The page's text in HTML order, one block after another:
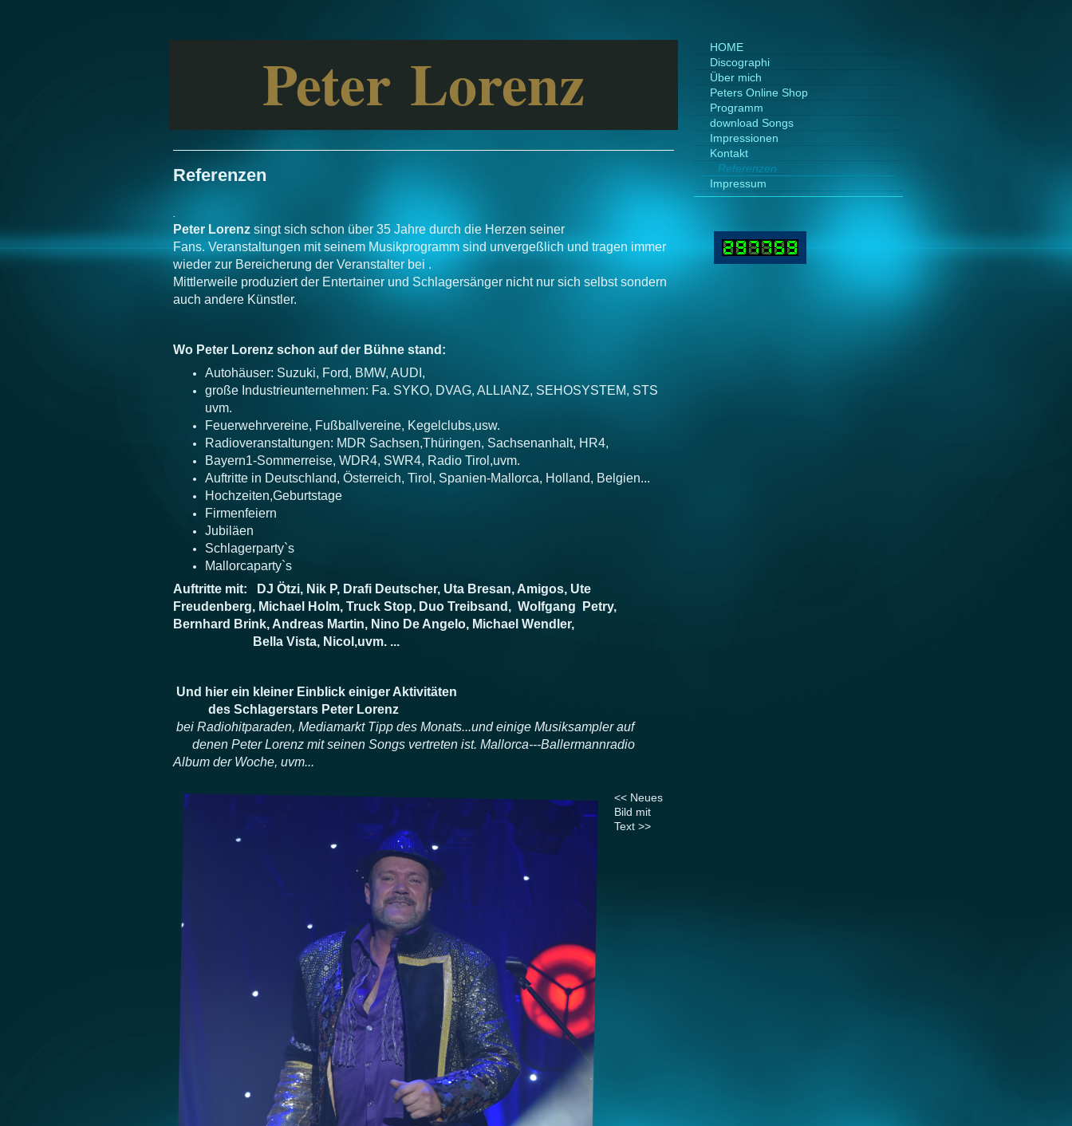
Peter Lorenz
Referenzen
Peter Lorenz singt sich schon über 35 Jahre durch die Herzen seiner
Fans. Veranstaltungen mit seinem Musikprogramm sind unvergeßlich und tragen immer
wieder zur Bereicherung der Veranstalter bei .
Mittlerweile produziert der Entertainer und Schlagersänger nicht nur sich selbst sondern
auch andere Künstler.
Wo Peter Lorenz schon auf der Bühne stand:
Autohäuser: Suzuki, Ford, BMW, AUDI,
große Industrieunternehmen: Fa. SYKO, DVAG, ALLIANZ, SEHOSYSTEM, STS
uvm.
Feuerwehrvereine, Fußballvereine, Kegelclubs,usw.
Radioveranstaltungen: MDR Sachsen,Thüringen, Sachsenanhalt, HR4,
Bayern1-Sommerreise, WDR4, SWR4, Radio Tirol,uvm.
Auftritte in Deutschland, Österreich, Tirol, Spanien-Mallorca, Holland, Belgien...
Hochzeiten,Geburtstage
Firmenfeiern
Jubiläen
Schlagerparty`s
Mallorcaparty`s
Auftritte mit: DJ Ötzi, Nik P, Drafi Deutscher, Uta Bresan, Amigos, Ute
Freudenberg, Michael Holm, Truck Stop, Duo Treibsand, Wolfgang Petry,
Bernhard Brink, Andreas Martin, Nino De Angelo, Michael Wendler,
Bella Vista, Nicol,uvm. ...
Und hier ein kleiner Einblick einiger Aktivitäten
des Schlagerstars Peter Lorenz
bei Radiohitparaden, Mediamarkt Tipp des Monats...und einige Musiksampler auf
denen Peter Lorenz mit seinen Songs vertreten ist. Mallorca---Ballermannradio
Album der Woche, uvm...
<< Neues
Bild mit
Text >>
HOME
Discographi
Über mich
Peters Online Shop
Programm
download Songs
Impressionen
Kontakt
Referenzen
Impressum